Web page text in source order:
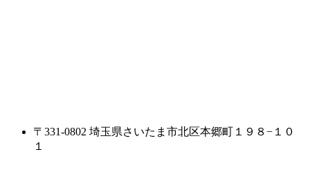
〒331-0802 埼玉県さいたま市北区本郷町１９８−１０
１